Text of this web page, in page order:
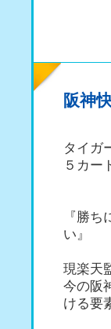
阪神
タイガ
５カー
『勝
い』
現楽天
今の阪
ける要